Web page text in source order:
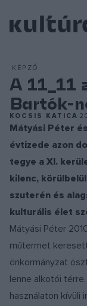
KÉPZŐ
A 11_11
Bartók-
KOCSIS KATICA
Mátyási Péter
évtizede azon
tegye a XI.
kilenc,
szuterén és
kulturális élet
Mátyási Péter
műtermet
önkormányzat
lenne alkotói
használaton kívüli